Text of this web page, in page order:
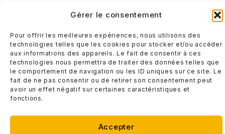
Gérer le consentement
Pour offrir les meilleures expériences, nous utilisons des
technologies telles que les cookies pour stocker et/ou accéder
aux informations des appareils. Le fait de consentir à ces
technologies nous permettra de traiter des données telles que
le comportement de navigation ou les ID uniques sur ce site. Le
fait de ne pas consentir ou de retirer son consentement peut
avoir un effet négatif sur certaines caractéristiques et
fonctions.
Accepter
Mentions légales
Conditions générales de ventes
© Design IT 2025